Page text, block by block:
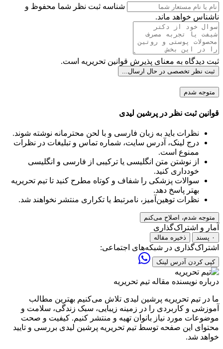
شناسه ثبت نظر شما محفوظ و
ناشناس خواهد ماند.
ثبت دیدگاه به معنای پذیرش قوانین تحریریه است.
ثبت نظر تخصصی در حال ارسال...
متوجه شدم
قوانین ثبت نظر در پرشین لیدی
نظرات باید به زبان فارسی و با لحن محترمانه نوشته شوند.
درج لینک، آدرس سایت، شماره تماس و تبلیغات در نظرات
ممنوع است.
از نوشتن متن انگلیسی یا ترکیبی از فارسی و انگلیسی
خودداری کنید.
سوالات پزشکی را شفاف و کوتاه مطرح کنید تا تیم تحریریه
بهتر پاسخ دهد.
نظرات توهین‌آمیز، نامرتبط یا تکراری منتشر نخواهند شد.
متوجه شدم، اصلاح می‌کنم
آمار و اشتراک‌گذاری
۰ پسند ذخیره مقاله
اشتراک‌گذاری در شبکه‌های اجتماعی:
کپی کردن آدرس لینک
درباره نویسنده مقاله تیم تحریریه
ما در تیم تحریریه پرشین لیدی تلاش می‌کنیم بهترین مطالب
آموزشی و کاربردی را در زمینه زیبایی، سبک زندگی، سلامت و
موضوعات مورد نیاز بانوان تهیه و منتشر کنیم. کیفیت و صحت
محتوای این صفحه توسط تیم تحریریه پرشین لیدی بررسی و تایید
خواهد شد.